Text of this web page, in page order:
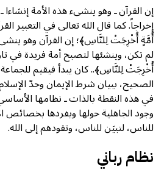
إن القرآن ـ وهو ينشىء هذه الأمة إنشاءا
إخراجاً. كما قال الله تعالى في التعبير
أُمَّةٍ أُخْرِجَتْ لِلنَّاسِ﴾؛ إن القرآن وهو
لم تكن، وينشئها لتصبح أمة فريدة في
أُخْرِجَتْ لِلنَّاسِ﴾.. كان يبدأ فيقيم
الصحيح، ببيان شرط الإيمان وحدّ
في هذه النقطة بالذات ـ نظامها
وجود الجاهلية حولها ويفردها بخصائص
للناس، لتبيَن للناس، وتقودهم إلى الله.
نظام رباني